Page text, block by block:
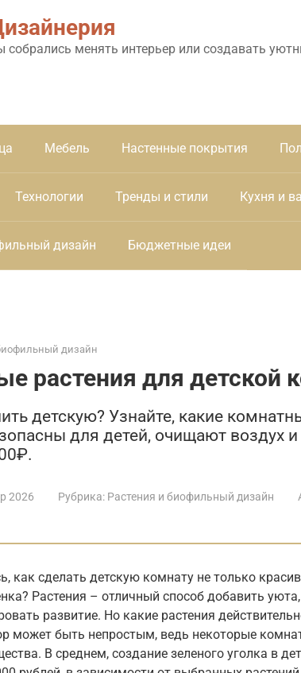
собрались менять интерьер или создавать
Мебель Настенные покрытия
Технологии Тренды и стили Кухня и
дизайн Бюджетные идеи
дизайн
растения для детской
детскую? Узнайте, какие
для детей, очищают воздух
2026 Рубрика: Растения и биофильный дизайн
как сделать детскую комнату не только
Растения – отличный способ добавить
развитие. Но какие растения
может быть непростым, ведь некоторые
В среднем, создание зеленого уголка в